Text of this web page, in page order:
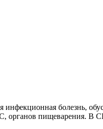
болезнь,
органов пищеварения. В